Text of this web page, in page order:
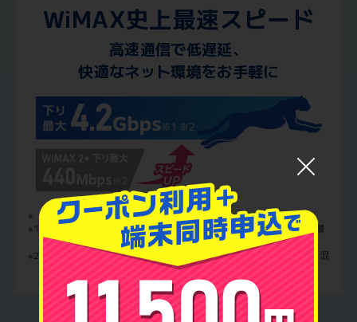
WiMAX史上最速スピード
高速通信で低遅延、
快適なネット環境をお手軽に
※
5G SAは一部エリアでの提供です。
※1
「ギガ放題プラスS」プランでデータ端末L13利用時は、下り最
大4.2Gbps、上り最大速度286Mbpsです。
※2
最大通信速度はエリアや端末の対応状況により異なり、電波や混
雑状況により低下します。